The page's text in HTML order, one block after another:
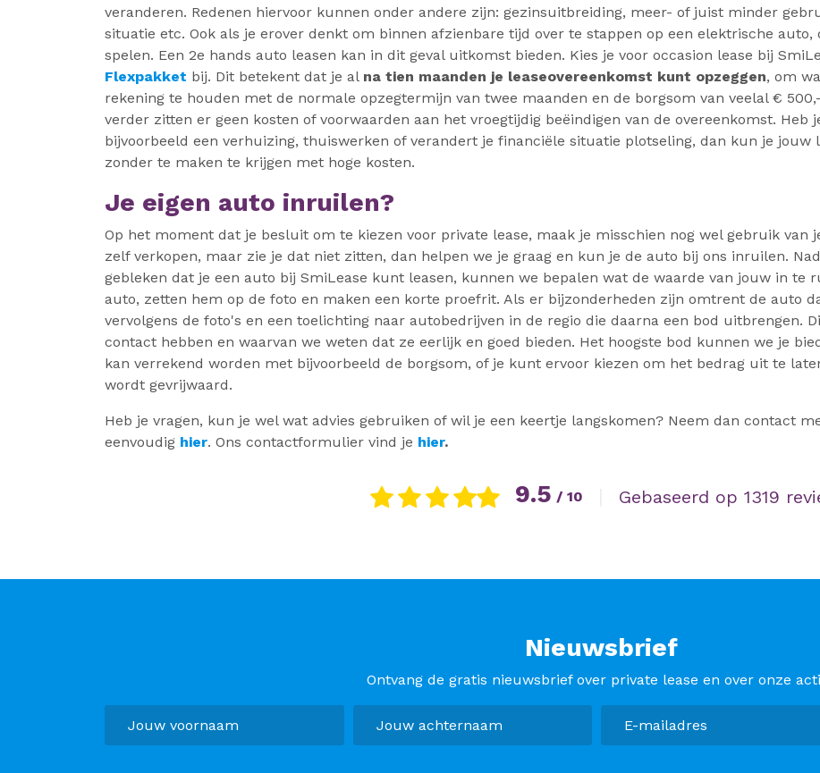
veranderen. Redenen hiervoor kunnen onder andere zijn: gezinsuitbreiding, meer- of juist minder
situatie etc. Ook als je erover denkt om binnen afzienbare tijd over te stappen op een elektrische
spelen. Een 2e hands auto leasen kan in dit geval uitkomst bieden. Kies je voor occasion lease bij
Flexpakket bij. Dit betekent dat je al na tien maanden je leaseovereenkomst kunt opzeggen, om
rekening te houden met de normale opzegtermijn van twee maanden en de borgsom van veelal €
verder zitten er geen kosten of voorwaarden aan het vroegtijdig beëindigen van de overeenkomst.
bijvoorbeeld een verhuizing, thuiswerken of verandert je financiële situatie plotseling, dan kun je jouw
zonder te maken te krijgen met hoge kosten.
Je eigen auto inruilen?
Op het moment dat je besluit om te kiezen voor private lease, maak je misschien nog wel gebruik
zelf verkopen, maar zie je dat niet zitten, dan helpen we je graag en kun je de auto bij ons inruilen.
gebleken dat je een auto bij SmiLease kunt leasen, kunnen we bepalen wat de waarde van jouw in te
auto, zetten hem op de foto en maken een korte proefrit. Als er bijzonderheden zijn omtrent de auto
vervolgens de foto's en een toelichting naar autobedrijven in de regio die daarna een bod uitbrengen.
contact hebben en waarvan we weten dat ze eerlijk en goed bieden. Het hoogste bod kunnen we je
kan verrekend worden met bijvoorbeeld de borgsom, of je kunt ervoor kiezen om het bedrag uit te
wordt gevrijwaard.
Heb je vragen, kun je wel wat advies gebruiken of wil je een keertje langskomen? Neem dan contact
eenvoudig hier. Ons contactformulier vind je hier.
9.5 / 10 Gebaseerd op 1319
Nieuwsbrief
Ontvang de gratis nieuwsbrief over private lease en over onze